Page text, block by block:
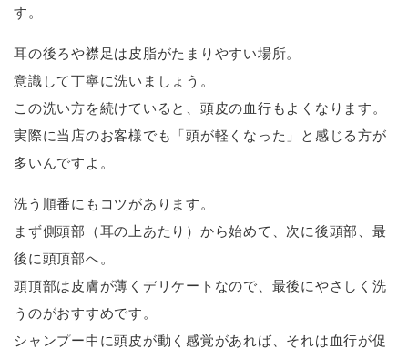
す。
耳の後ろや襟足は皮脂がたまりやすい場所。
意識して丁寧に洗いましょう。
この洗い方を続けていると、頭皮の血行もよくなります。
実際に当店のお客様でも「頭が軽くなった」と感じる方が
多いんですよ。
洗う順番にもコツがあります。
まず側頭部（耳の上あたり）から始めて、次に後頭部、最
後に頭頂部へ。
頭頂部は皮膚が薄くデリケートなので、最後にやさしく洗
うのがおすすめです。
シャンプー中に頭皮が動く感覚があれば、それは血行が促